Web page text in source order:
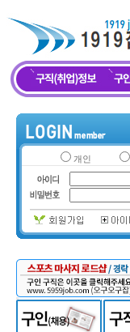
개인